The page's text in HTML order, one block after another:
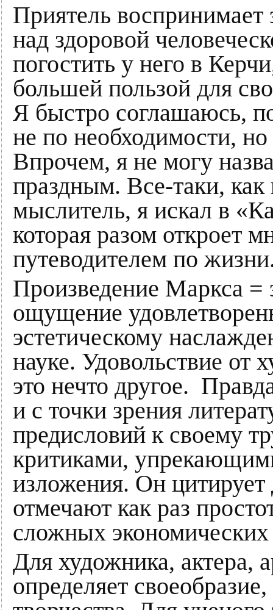
Приятель воспринимает
над здоровой
погостить у него в
большей пользой для
Я быстро соглашаюсь,
не по необходимости, но
Впрочем, я не могу
праздным. Все-таки,
мыслитель, я искал в
которая разом откроет
путеводителем по
Произведение Маркса
ощущение
эстетическому
науке. Удовольствие от
это нечто другое.
и с точки зрения
предисловий к своему
критиками,
изложения. Он цитирует
отмечают как раз
сложных
Для художника, актера,
определяет